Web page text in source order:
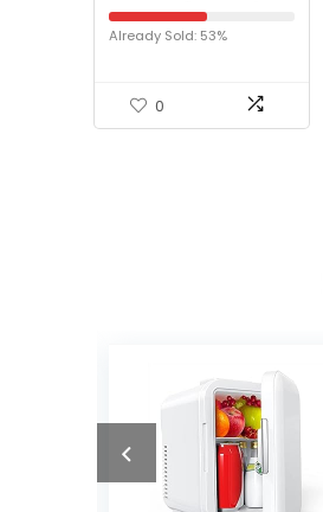
voor kleine
huishoudens,
ruimtebesparend
en buiten, droogrek
voor de was
Already Sold: 53%
0